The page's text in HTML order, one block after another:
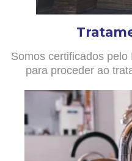
Somos certificados
para proceder ao